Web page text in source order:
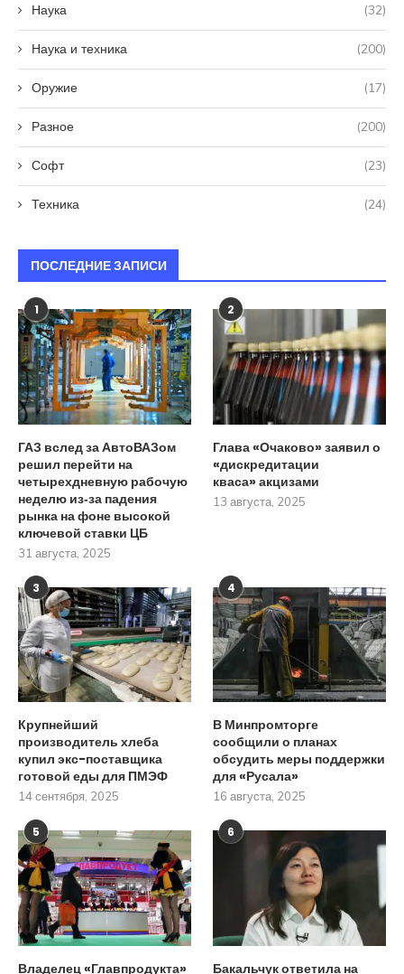
Наука (32)
Наука и техника (200)
Оружие (17)
Разное (200)
Софт (23)
Техника (24)
ПОСЛЕДНИЕ ЗАПИСИ
1
ГАЗ вслед за АвтоВАЗом
решил перейти на
четырехдневную рабочую
неделю из‑за падения
рынка на фоне высокой
ключевой ставки ЦБ
31 августа, 2025
2
Глава «Очаково» заявил о
«дискредитации
кваса» акцизами
13 августа, 2025
3
Крупнейший
производитель хлеба
купил экс-поставщика
готовой еды для ПМЭФ
14 сентября, 2025
4
В Минпромторге
сообщили о планах
обсудить меры поддержки
для «Русала»
16 августа, 2025
5
Владелец «Главпродукта»
6
Бакальчук ответила на